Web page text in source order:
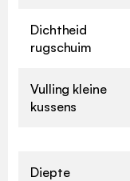
Dichtheid
rugschuim
Vulling kleine
kussens
Diepte